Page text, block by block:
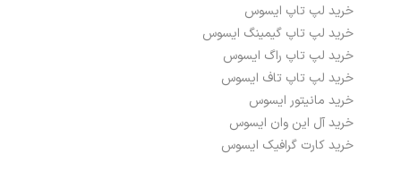
خرید لپ تاپ ایسوس
خرید لپ تاپ گیمینگ ایسوس
خرید لپ تاپ راگ ایسوس
خرید لپ تاپ تاف ایسوس
خرید مانیتور ایسوس
خرید آل این وان ایسوس
خرید کارت گرافیک ایسوس